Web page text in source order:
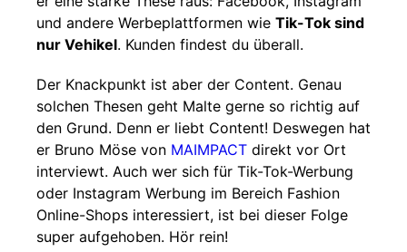
und andere Werbeplattformen wie Tik-Tok sind
nur Vehikel. Kunden findest du überall.
Der Knackpunkt ist aber der Content. Genau
solchen Thesen geht Malte gerne so richtig auf
den Grund. Denn er liebt Content! Deswegen hat
er Bruno Möse von MAIMPACT direkt vor Ort
interviewt. Auch wer sich für Tik-Tok-Werbung
oder Instagram Werbung im Bereich Fashion
Online-Shops interessiert, ist bei dieser Folge
super aufgehoben. Hör rein!